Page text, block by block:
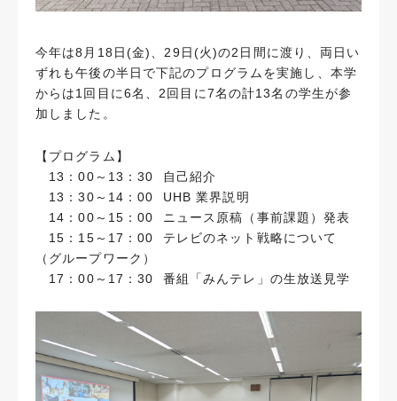
今年は8月18日(金)、29日(火)の2日間に渡り、両日い
ずれも午後の半日で下記のプログラムを実施し、本学
からは1回目に6名、2回目に7名の計13名の学生が参
加しました。
【プログラム】
13：00～13：30 自己紹介
13：30～14：00 UHB 業界説明
14：00～15：00 ニュース原稿（事前課題）発表
15：15～17：00 テレビのネット戦略について
（グループワーク）
17：00～17：30 番組「みんテレ」の生放送見学